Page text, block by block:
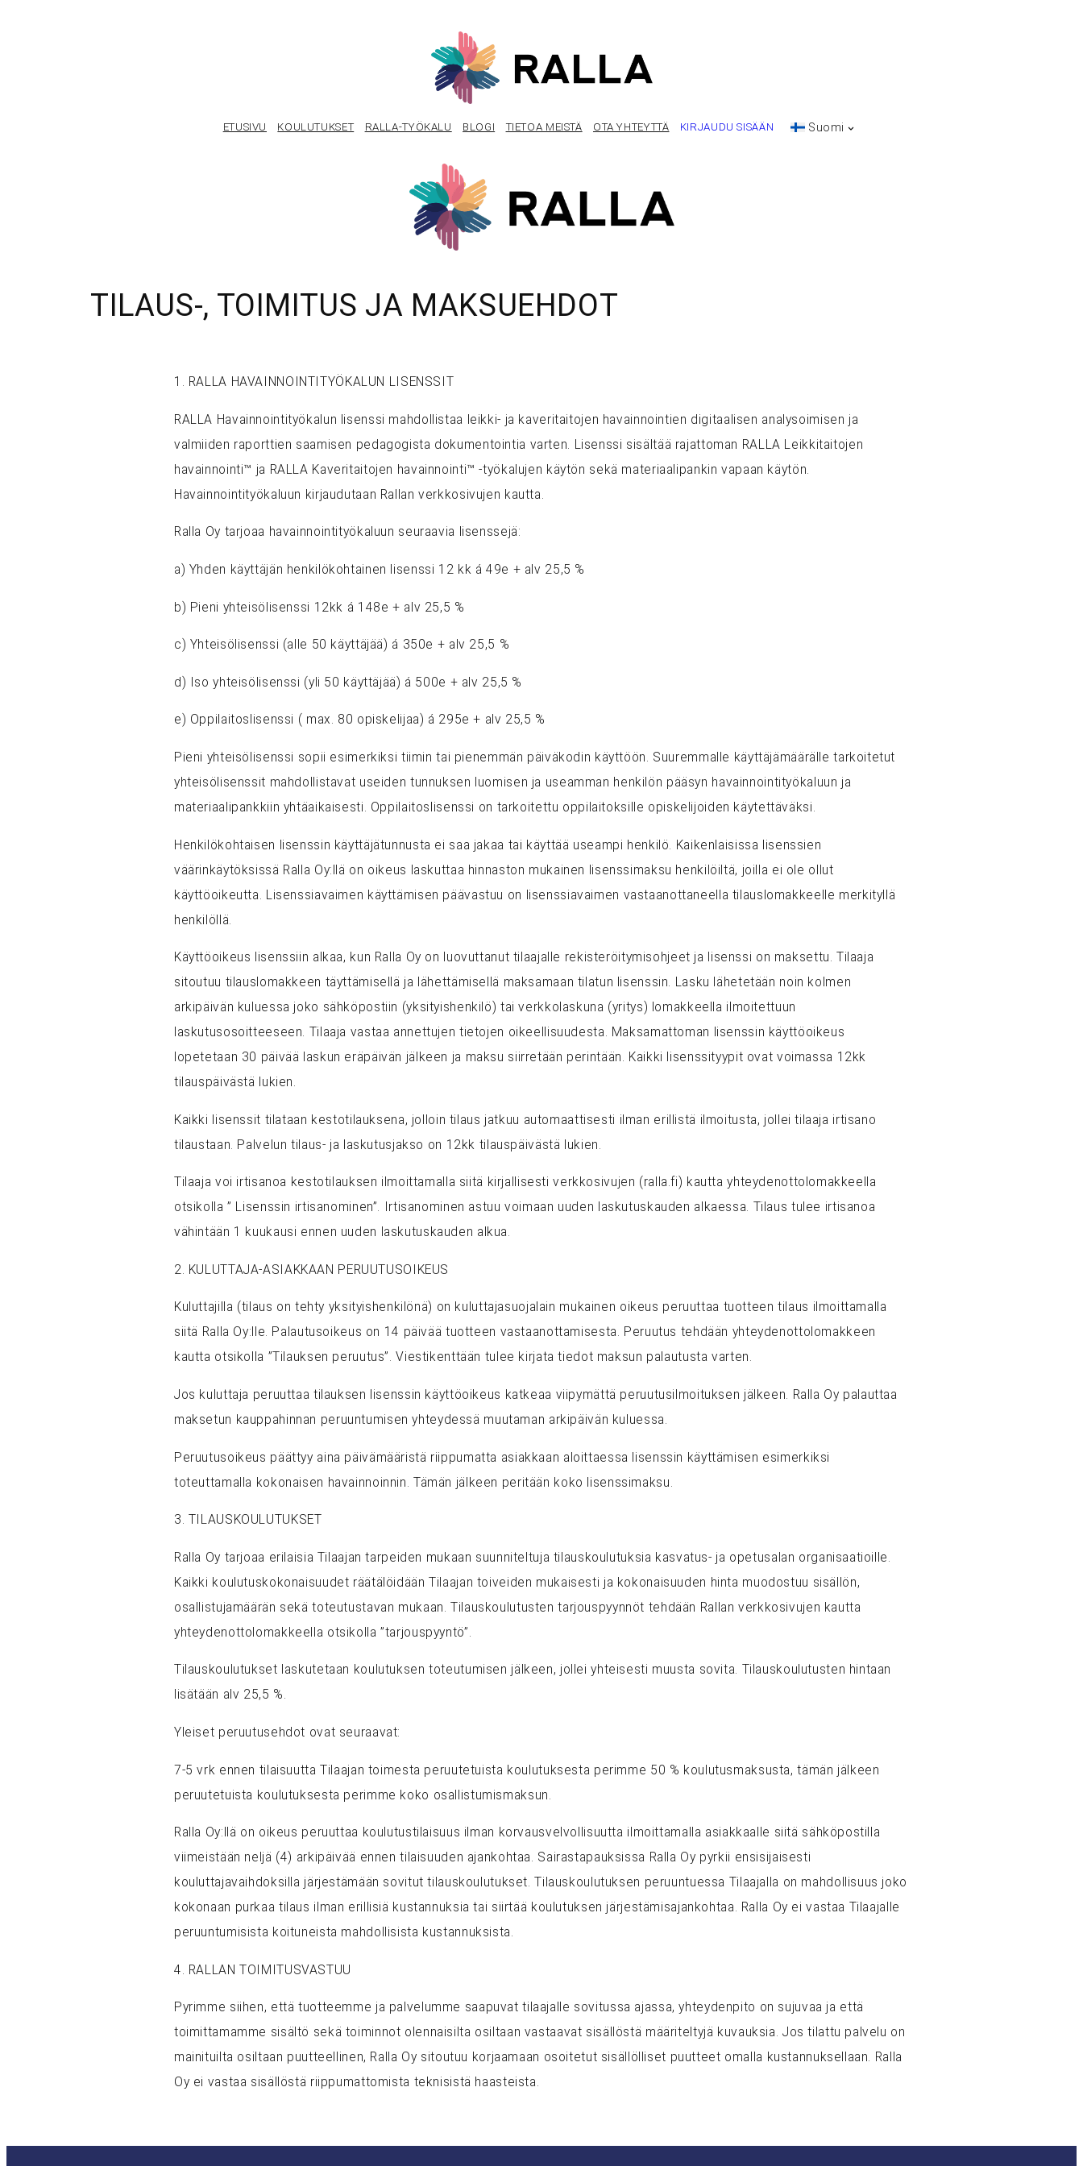
ETUSIVU KOULUTUKSET RALLA-TYÖKALU BLOGI TIETOA MEISTÄ OTA YHTEYTTÄ KIRJAUDU SISÄÄN Suomi
TILAUS-, TOIMITUS JA MAKSUEHDOT
1. RALLA HAVAINNOINTITYÖKALUN LISENSSIT
RALLA Havainnointityökalun lisenssi mahdollistaa leikki- ja kaveritaitojen havainnointien digitaalisen analysoimisen ja
valmiiden raporttien saamisen pedagogista dokumentointia varten. Lisenssi sisältää rajattoman RALLA Leikkitaitojen
havainnointi™ ja RALLA Kaveritaitojen havainnointi™ -työkalujen käytön sekä materiaalipankin vapaan käytön.
Havainnointityökaluun kirjaudutaan Rallan verkkosivujen kautta.
Ralla Oy tarjoaa havainnointityökaluun seuraavia lisenssejä:
a) Yhden käyttäjän henkilökohtainen lisenssi 12 kk á 49e + alv 25,5 %
b) Pieni yhteisölisenssi 12kk á 148e + alv 25,5 %
c) Yhteisölisenssi (alle 50 käyttäjää) á 350e + alv 25,5 %
d) Iso yhteisölisenssi (yli 50 käyttäjää) á 500e + alv 25,5 %
e) Oppilaitoslisenssi ( max. 80 opiskelijaa) á 295e + alv 25,5 %
Pieni yhteisölisenssi sopii esimerkiksi tiimin tai pienemmän päiväkodin käyttöön. Suuremmalle käyttäjämäärälle tarkoitetut
yhteisölisenssit mahdollistavat useiden tunnuksen luomisen ja useamman henkilön pääsyn havainnointityökaluun ja
materiaalipankkiin yhtäaikaisesti. Oppilaitoslisenssi on tarkoitettu oppilaitoksille opiskelijoiden käytettäväksi.
Henkilökohtaisen lisenssin käyttäjätunnusta ei saa jakaa tai käyttää useampi henkilö. Kaikenlaisissa lisenssien
väärinkäytöksissä Ralla Oy:llä on oikeus laskuttaa hinnaston mukainen lisenssimaksu henkilöiltä, joilla ei ole ollut
käyttöoikeutta. Lisenssiavaimen käyttämisen päävastuu on lisenssiavaimen vastaanottaneella tilauslomakkeelle merkityllä
henkilöllä.
Käyttöoikeus lisenssiin alkaa, kun Ralla Oy on luovuttanut tilaajalle rekisteröitymisohjeet ja lisenssi on maksettu. Tilaaja
sitoutuu tilauslomakkeen täyttämisellä ja lähettämisellä maksamaan tilatun lisenssin. Lasku lähetetään noin kolmen
arkipäivän kuluessa joko sähköpostiin (yksityishenkilö) tai verkkolaskuna (yritys) lomakkeella ilmoitettuun
laskutusosoitteeseen. Tilaaja vastaa annettujen tietojen oikeellisuudesta. Maksamattoman lisenssin käyttöoikeus
lopetetaan 30 päivää laskun eräpäivän jälkeen ja maksu siirretään perintään. Kaikki lisenssityypit ovat voimassa 12kk
tilauspäivästä lukien.
Kaikki lisenssit tilataan kestotilauksena, jolloin tilaus jatkuu automaattisesti ilman erillistä ilmoitusta, jollei tilaaja irtisano
tilaustaan. Palvelun tilaus- ja laskutusjakso on 12kk tilauspäivästä lukien.
Tilaaja voi irtisanoa kestotilauksen ilmoittamalla siitä kirjallisesti verkkosivujen (ralla.fi) kautta yhteydenottolomakkeella
otsikolla ” Lisenssin irtisanominen”. Irtisanominen astuu voimaan uuden laskutuskauden alkaessa. Tilaus tulee irtisanoa
vähintään 1 kuukausi ennen uuden laskutuskauden alkua.
2. KULUTTAJA-ASIAKKAAN PERUUTUSOIKEUS
Kuluttajilla (tilaus on tehty yksityishenkilönä) on kuluttajasuojalain mukainen oikeus peruuttaa tuotteen tilaus ilmoittamalla
siitä Ralla Oy:lle. Palautusoikeus on 14 päivää tuotteen vastaanottamisesta. Peruutus tehdään yhteydenottolomakkeen
kautta otsikolla ”Tilauksen peruutus”. Viestikenttään tulee kirjata tiedot maksun palautusta varten.
Jos kuluttaja peruuttaa tilauksen lisenssin käyttöoikeus katkeaa viipymättä peruutusilmoituksen jälkeen. Ralla Oy palauttaa
maksetun kauppahinnan peruuntumisen yhteydessä muutaman arkipäivän kuluessa.
Peruutusoikeus päättyy aina päivämääristä riippumatta asiakkaan aloittaessa lisenssin käyttämisen esimerkiksi
toteuttamalla kokonaisen havainnoinnin. Tämän jälkeen peritään koko lisenssimaksu.
3. TILAUSKOULUTUKSET
Ralla Oy tarjoaa erilaisia Tilaajan tarpeiden mukaan suunniteltuja tilauskoulutuksia kasvatus- ja opetusalan organisaatioille.
Kaikki koulutuskokonaisuudet räätälöidään Tilaajan toiveiden mukaisesti ja kokonaisuuden hinta muodostuu sisällön,
osallistujamäärän sekä toteutustavan mukaan. Tilauskoulutusten tarjouspyynnöt tehdään Rallan verkkosivujen kautta
yhteydenottolomakkeella otsikolla ”tarjouspyyntö”.
Tilauskoulutukset laskutetaan koulutuksen toteutumisen jälkeen, jollei yhteisesti muusta sovita. Tilauskoulutusten hintaan
lisätään alv 25,5 %.
Yleiset peruutusehdot ovat seuraavat:
7-5 vrk ennen tilaisuutta Tilaajan toimesta peruutetuista koulutuksesta perimme 50 % koulutusmaksusta, tämän jälkeen
peruutetuista koulutuksesta perimme koko osallistumismaksun.
Ralla Oy:llä on oikeus peruuttaa koulutustilaisuus ilman korvausvelvollisuutta ilmoittamalla asiakkaalle siitä sähköpostilla
viimeistään neljä (4) arkipäivää ennen tilaisuuden ajankohtaa. Sairastapauksissa Ralla Oy pyrkii ensisijaisesti
kouluttajavaihdoksilla järjestämään sovitut tilauskoulutukset. Tilauskoulutuksen peruuntuessa Tilaajalla on mahdollisuus joko
kokonaan purkaa tilaus ilman erillisiä kustannuksia tai siirtää koulutuksen järjestämisajankohtaa. Ralla Oy ei vastaa Tilaajalle
peruuntumisista koituneista mahdollisista kustannuksista.
4. RALLAN TOIMITUSVASTUU
Pyrimme siihen, että tuotteemme ja palvelumme saapuvat tilaajalle sovitussa ajassa, yhteydenpito on sujuvaa ja että
toimittamamme sisältö sekä toiminnot olennaisilta osiltaan vastaavat sisällöstä määriteltyjä kuvauksia. Jos tilattu palvelu on
mainituilta osiltaan puutteellinen, Ralla Oy sitoutuu korjaamaan osoitetut sisällölliset puutteet omalla kustannuksellaan. Ralla
Oy ei vastaa sisällöstä riippumattomista teknisistä haasteista.